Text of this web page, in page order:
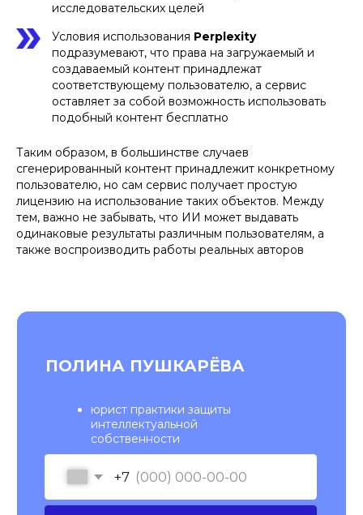
исследовательских целей
Условия использования Perplexity
подразумевают, что права на загружаемый и
создаваемый контент принадлежат
соответствующему пользователю, а сервис
оставляет за собой возможность использовать
подобный контент бесплатно
Таким образом, в большинстве случаев
сгенерированный контент принадлежит конкретному
пользователю, но сам сервис получает простую
лицензию на использование таких объектов. Между
тем, важно не забывать, что ИИ может выдавать
одинаковые результаты различным пользователям, а
также воспроизводить работы реальных авторов